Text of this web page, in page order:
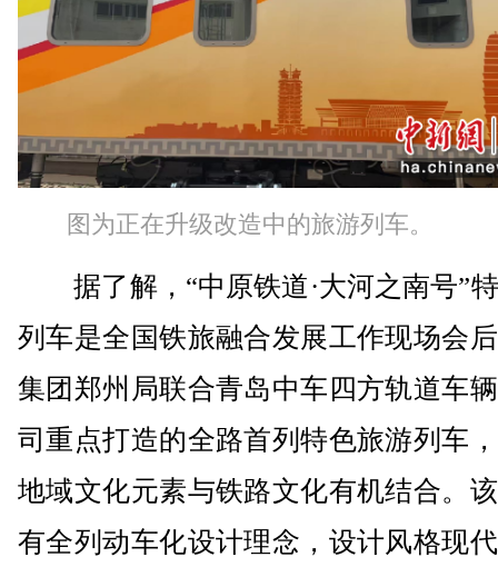
图为正在升级改造中的旅游列车。
据了解，“中原铁道·大河之南号”
列车是全国铁旅融合发展工作现场会
集团郑州局联合青岛中车四方轨道车
司重点打造的全路首列特色旅游列车
地域文化元素与铁路文化有机结合。
有全列动车化设计理念，设计风格现